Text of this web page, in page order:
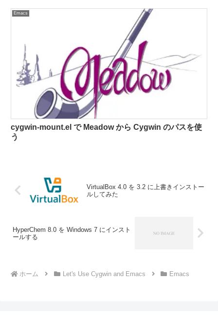
Emacs
cygwin-mount.el で Meadow から Cygwin のパスを使
う
VirtualBox 4.0 を 3.2 に上書きインストー
ルしてみた
HyperChem 8.0 を Windows 7 にインスト
ールする
ホーム Let's Use Cygwin and Emacs Emacs